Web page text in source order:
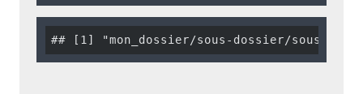
## [1] "mon_dossier/sous-dossier/sous-